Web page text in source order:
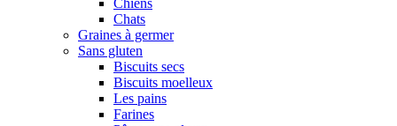
Chiens
Chats
Graines à germer
Sans gluten
Biscuits secs
Biscuits moelleux
Les pains
Farines